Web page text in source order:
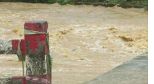
triệu cổ
lên 77.783 tỷ